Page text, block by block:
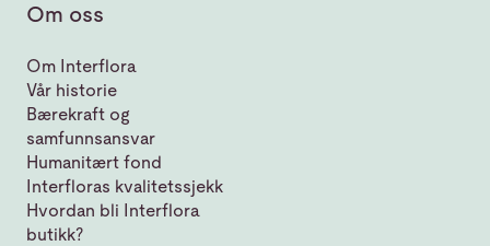
Om oss
Om Interflora
Vår historie
Bærekraft og
samfunnsansvar
Humanitært fond
Interfloras kvalitetssjekk
Hvordan bli Interflora
butikk?